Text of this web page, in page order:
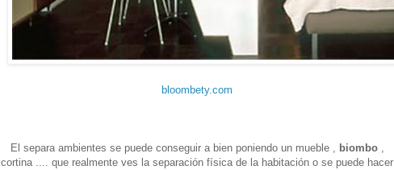
bloombety.com
El separa ambientes se puede conseguir a bien poniendo un mueble , biombo,
cortina .... que realmente ves la separación física de la habitación o se puede hacer